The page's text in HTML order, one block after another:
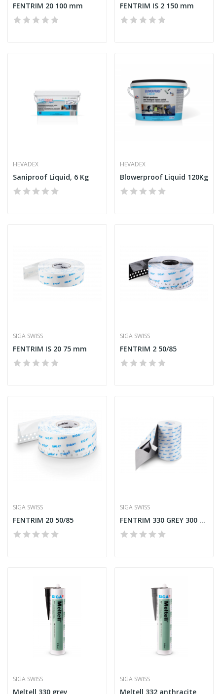
FENTRIM 20 100 mm FENTRIM IS 2 150 mm
HEVADEX
Saniproof Liquid, 6 Kg
HEVADEX
Blowerproof Liquid 120Kg
SIGA SWISS
FENTRIM IS 20 75 mm
SIGA SWISS
FENTRIM 2 50/85
SIGA SWISS
FENTRIM 20 50/85
SIGA SWISS
FENTRIM 330 GREY 300 mm
SIGA SWISS
Meltell 330 grey
SIGA SWISS
Meltell 332 anthracite